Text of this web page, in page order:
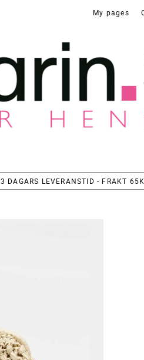
My pages
3 DAGARS LEVERANSTID - FRAKT